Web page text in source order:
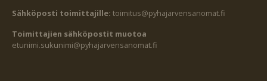
Sähköposti toimittajille: toimitus@pyhajarvensanomat.fi
Toimittajien sähköpostit muotoa
etunimi.sukunimi@pyhajarvensanomat.fi